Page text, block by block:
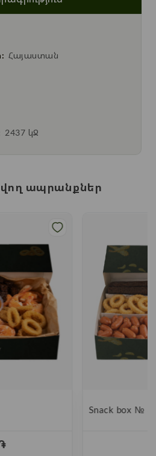
Հայաստան
2437 կՋ
ապրանքներ
Snack box № 3